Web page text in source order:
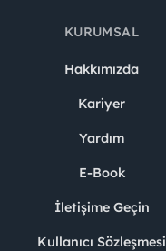
KURUMSAL
Hakkımızda
Kariyer
Yardım
E-Book
İletişime Geçin
Kullanıcı Sözleşmesi